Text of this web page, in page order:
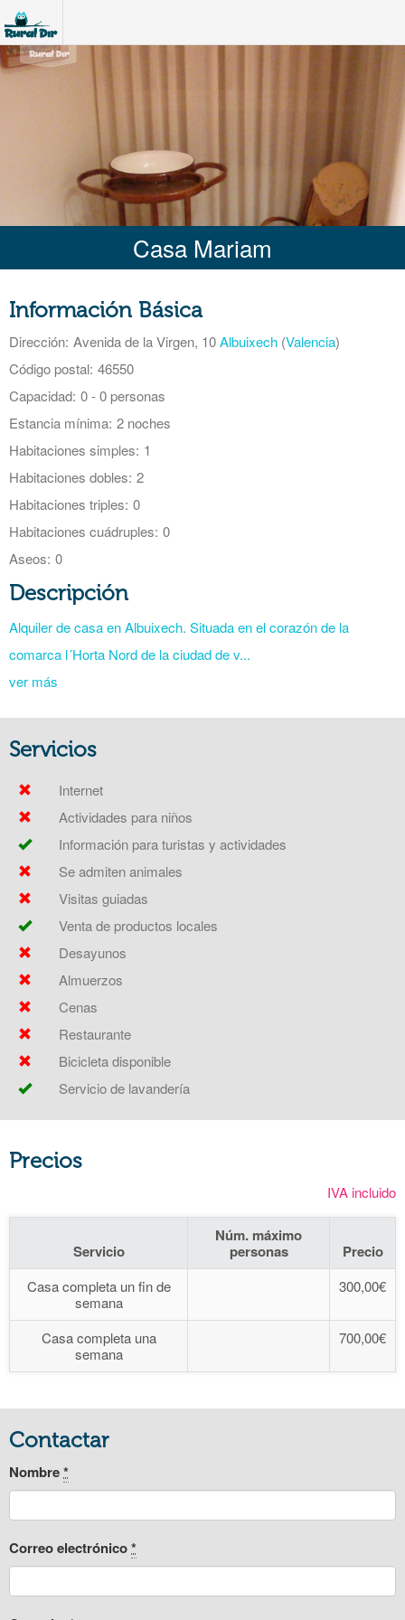
Casa Mariam
Información Básica
Dirección: Avenida de la Virgen, 10Albuixech (Valencia)
Código postal: 46550
Capacidad: 0 - 0 personas
Estancia mínima: 2 noches
Habitaciones simples: 1
Habitaciones dobles: 2
Habitaciones triples: 0
Habitaciones cuádruples: 0
Aseos: 0
Descripción
Alquiler de casa en Albuixech. Situada en el corazón de la
comarca l´Horta Nord de la ciudad de v...
ver más
Servicios
Internet
Actividades para niños
Información para turistas y actividades
Se admiten animales
Visitas guiadas
Venta de productos locales
Desayunos
Almuerzos
Cenas
Restaurante
Bicicleta disponible
Servicio de lavandería
Precios
IVA incluido
Servicio
Núm. máximo
personas
Precio
Casa completa un fin de
semana
300,00€
Casa completa una
semana
700,00€
Contactar
Nombre*
Correo electrónico*